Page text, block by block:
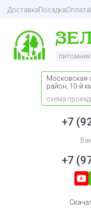
ДоставкаПосадкаОплата
Московская
район, 10-й
схема
+7
+7